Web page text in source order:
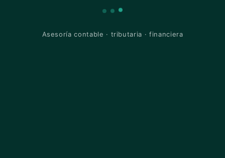
Asesoría contable · tributaria · financiera